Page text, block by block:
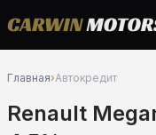
Главная›Автокредит
Renault